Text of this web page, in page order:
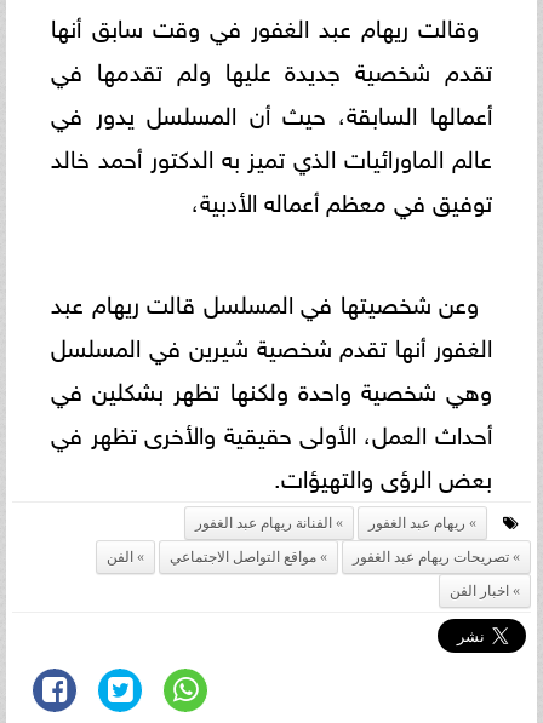
وقالت ريهام عبد الغفور في وقت سابق أنها
تقدم شخصية جديدة عليها ولم تقدمها في
أعمالها السابقة، حيث أن المسلسل يدور في
عالم الماورائيات الذي تميز به الدكتور أحمد خالد
توفيق في معظم أعماله الأدبية،
وعن شخصيتها في المسلسل قالت ريهام عبد
الغفور أنها تقدم شخصية شيرين في المسلسل
وهي شخصية واحدة ولكنها تظهر بشكلين في
أحداث العمل، الأولى حقيقية والأخرى تظهر في
بعض الرؤى والتهيؤات.
ريهام عبد الغفور
الفنانة ريهام عبد الغفور
تصريحات ريهام عبد الغفور
مواقع التواصل الاجتماعي
الفن
اخبار الفن